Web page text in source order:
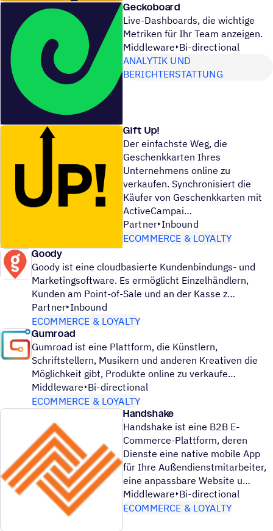
Geckoboard
Live-Dashboards, die wichtige
Metriken für Ihr Team anzeigen.
Middleware Bi-directional
ANALYTIK UND
BERICHTERSTATTUNG
Gift Up!
Der einfachste Weg, die
Geschenkkarten Ihres
Unternehmens online zu
verkaufen. Synchronisiert die
Käufer von Geschenkkarten mit
ActiveCampai
Partner Inbound
ECOMMERCE & LOYALTY
Goody
Goody ist eine cloudbasierte Kundenbindungs- und
Marketingsoftware. Es ermöglicht Einzelhändlern,
Kunden am Point-of-Sale und an der Kasse z
Partner Inbound
ECOMMERCE & LOYALTY
Gumroad
Gumroad ist eine Plattform, die Künstlern,
Schriftstellern, Musikern und anderen Kreativen die
Möglichkeit gibt, Produkte online zu verkaufe
Middleware Bi-directional
ECOMMERCE & LOYALTY
Handshake
Handshake ist eine B2B E-
Commerce-Plattform, deren
Dienste eine native mobile App
für Ihre Außendienstmitarbeiter,
eine anpassbare Website u
Middleware Bi-directional
ECOMMERCE & LOYALTY